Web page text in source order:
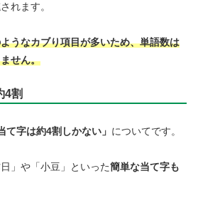
されます。
うなカブり項目が多いため、単語数は
せん。
4割
て字は約4割しかない」 についてです。
」や「小豆」といった簡単な当て字も